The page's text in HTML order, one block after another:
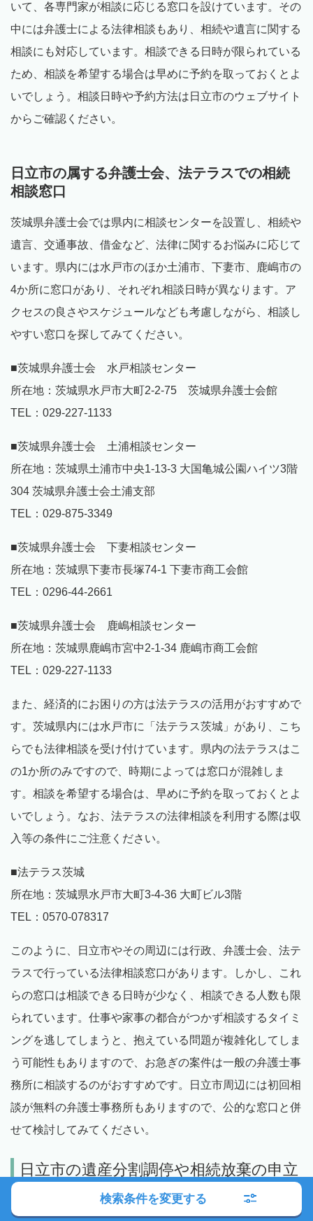
いて、各専門家が相談に応じる窓口を設けています。その
中には弁護士による法律相談もあり、相続や遺言に関する
相談にも対応しています。相談できる日時が限られている
ため、相談を希望する場合は早めに予約を取っておくとよ
いでしょう。相談日時や予約方法は日立市のウェブサイト
からご確認ください。
日立市の属する弁護士会、法テラスでの相続
相談窓口
茨城県弁護士会では県内に相談センターを設置し、相続や
遺言、交通事故、借金など、法律に関するお悩みに応じて
います。県内には水戸市のほか土浦市、下妻市、鹿嶋市の
4か所に窓口があり、それぞれ相談日時が異なります。ア
クセスの良さやスケジュールなども考慮しながら、相談し
やすい窓口を探してみてください。
■茨城県弁護士会 水戸相談センター
所在地：茨城県水戸市大町2-2-75 茨城県弁護士会館
TEL：029-227-1133
■茨城県弁護士会 土浦相談センター
所在地：茨城県土浦市中央1-13-3 大国亀城公園ハイツ3階
304 茨城県弁護士会土浦支部
TEL：029-875-3349
■茨城県弁護士会 下妻相談センター
所在地：茨城県下妻市長塚74-1 下妻市商工会館
TEL：0296-44-2661
■茨城県弁護士会 鹿嶋相談センター
所在地：茨城県鹿嶋市宮中2-1-34 鹿嶋市商工会館
TEL：029-227-1133
また、経済的にお困りの方は法テラスの活用がおすすめで
す。茨城県内には水戸市に「法テラス茨城」があり、こち
らでも法律相談を受け付けています。県内の法テラスはこ
の1か所のみですので、時期によっては窓口が混雑しま
す。相談を希望する場合は、早めに予約を取っておくとよ
いでしょう。なお、法テラスの法律相談を利用する際は収
入等の条件にご注意ください。
■法テラス茨城
所在地：茨城県水戸市大町3-4-36 大町ビル3階
TEL：0570-078317
このように、日立市やその周辺には行政、弁護士会、法テ
ラスで行っている法律相談窓口があります。しかし、これ
らの窓口は相談できる日時が少なく、相談できる人数も限
られています。仕事や家事の都合がつかず相談するタイミ
ングを逃してしまうと、抱えている問題が複雑化してしま
う可能性もありますので、お急ぎの案件は一般の弁護士事
務所に相談するのがおすすめです。日立市周辺には初回相
談が無料の弁護士事務所もありますので、公的な窓口と併
せて検討してみてください。
日立市の遺産分割調停や相続放棄の申立
先、遺言の検認手続き先 ～日立市を管
轄する家庭裁判所～
検索条件を変更する